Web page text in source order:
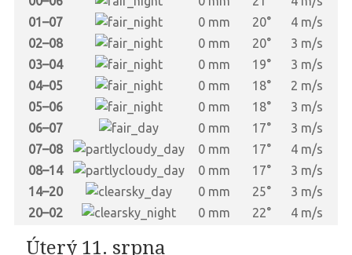
01–07
0 mm 20°
4 m/s
02–08
0 mm 20°
3 m/s
03–04
0 mm 19°
3 m/s
04–05
0 mm 18°
2 m/s
05–06
0 mm 18°
3 m/s
06–07
0 mm 17°
3 m/s
07–08
0 mm 17°
4 m/s
08–14
0 mm 17°
3 m/s
14–20
0 mm 25°
3 m/s
20–02
0 mm 22° 4 m/s
Úterý 11. srpna